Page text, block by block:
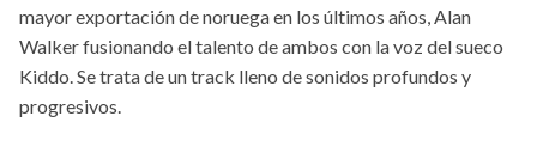
mayor exportación de noruega en los últimos años, Alan
Walker fusionando el talento de ambos con la voz del sueco
Kiddo. Se trata de un track lleno de sonidos profundos y
progresivos.